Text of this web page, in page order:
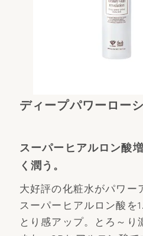
ディープパワーロー
スーパーヒアルロン酸
く潤う。
大好評の化粧水がパワー
スーパーヒアルロン酸を
とり感アップ。とろ～り